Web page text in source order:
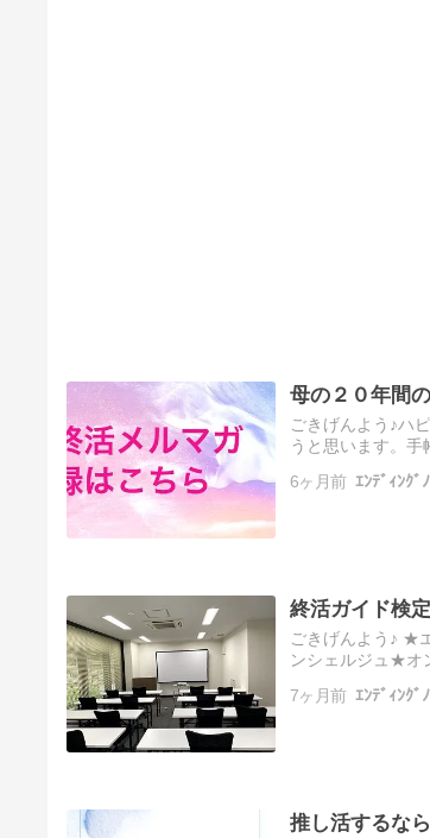
母の２０年間
ごきげんよう♪ハ
うと思います。手
に…
6ヶ月前 ｴﾝﾃﾞｨﾝｸ
終活ガイド検
ごきげんよう♪ ★
ンシェルジュ★オ
7ヶ月前 ｴﾝﾃﾞｨﾝｸ
推し活するな